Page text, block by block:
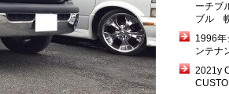
ーチブ
ブル
1996年
ンテナ
2021y